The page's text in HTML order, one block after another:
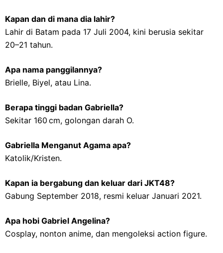
Kapan dan di mana dia lahir?
Lahir di Batam pada 17 Juli 2004, kini berusia sekitar
20–21 tahun.
Apa nama panggilannya?
Brielle, Biyel, atau Lina.
Berapa tinggi badan Gabriella?
Sekitar 160 cm, golongan darah O.
Gabriella Menganut Agama apa?
Katolik/Kristen.
Kapan ia bergabung dan keluar dari JKT48?
Gabung September 2018, resmi keluar Januari 2021.
Apa hobi Gabriel Angelina?
Cosplay, nonton anime, dan mengoleksi action figure.